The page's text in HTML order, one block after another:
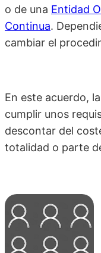
o de una Entidad
Continua.
cambiar el
En este acuerdo,
cumplir unos
descontar del
totalidad o parte